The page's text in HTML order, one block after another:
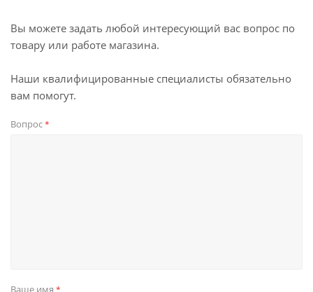
Вы можете задать любой интересующий вас вопрос по
товару или работе магазина.
Наши квалифицированные специалисты обязательно
вам помогут.
Вопрос*
Ваше имя *